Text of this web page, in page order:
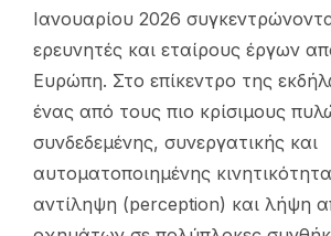
Ιανουαρίου 2026
ερευνητές και εταίρους έργων
Ευρώπη. Στο επίκεντρο της
ένας από τους πιο κρίσιμους
συνδεδεμένης, συνεργατικής και
αυτοματοποιημένης
αντίληψη (perception) και λήψη